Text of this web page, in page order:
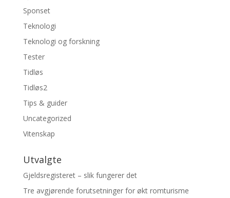
Sponset
Teknologi
Teknologi og forskning
Tester
Tidløs
Tidløs2
Tips & guider
Uncategorized
Vitenskap
Utvalgte
Gjeldsregisteret – slik fungerer det
Tre avgjørende forutsetninger for økt romturisme